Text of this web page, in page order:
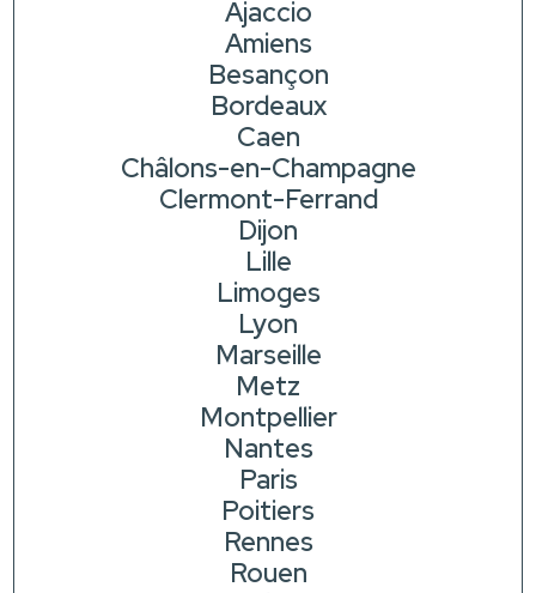
Ajaccio
Amiens
Besançon
Bordeaux
Caen
Châlons-en-Champagne
Clermont-Ferrand
Dijon
Lille
Limoges
Lyon
Marseille
Metz
Montpellier
Nantes
Paris
Poitiers
Rennes
Rouen